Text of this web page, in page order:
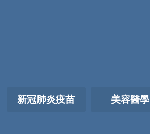
新冠肺炎疫苗 美容醫學